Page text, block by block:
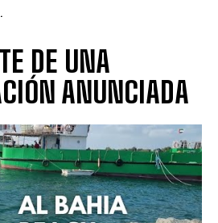
DE UNA
ANUNCIADA